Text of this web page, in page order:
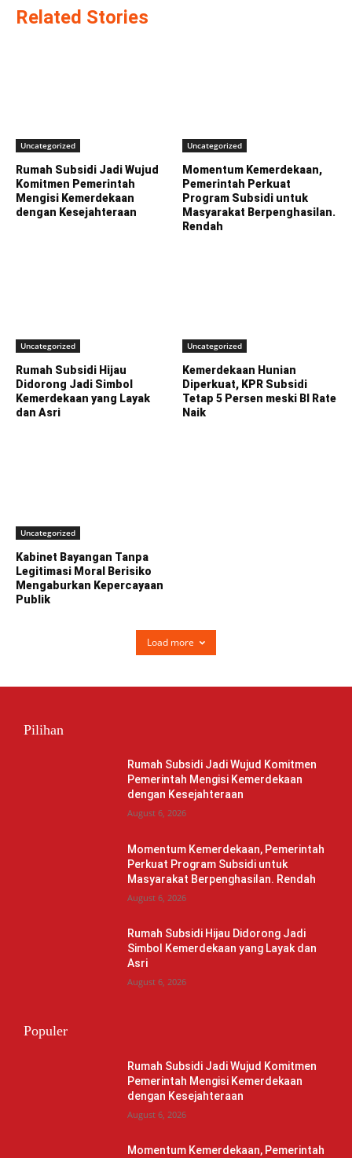
Related Stories
Uncategorized
Rumah Subsidi Jadi Wujud
Komitmen Pemerintah
Mengisi Kemerdekaan
dengan Kesejahteraan
Uncategorized
Momentum Kemerdekaan,
Pemerintah Perkuat
Program Subsidi untuk
Masyarakat Berpenghasilan.
Rendah
Uncategorized
Rumah Subsidi Hijau
Didorong Jadi Simbol
Kemerdekaan yang Layak
dan Asri
Uncategorized
Kemerdekaan Hunian
Diperkuat, KPR Subsidi
Tetap 5 Persen meski BI Rate
Naik
Uncategorized
Kabinet Bayangan Tanpa
Legitimasi Moral Berisiko
Mengaburkan Kepercayaan
Publik
Load more
Pilihan
Rumah Subsidi Jadi Wujud Komitmen
Pemerintah Mengisi Kemerdekaan
dengan Kesejahteraan
August 6, 2026
Momentum Kemerdekaan, Pemerintah
Perkuat Program Subsidi untuk
Masyarakat Berpenghasilan. Rendah
August 6, 2026
Rumah Subsidi Hijau Didorong Jadi
Simbol Kemerdekaan yang Layak dan
Asri
August 6, 2026
Populer
Rumah Subsidi Jadi Wujud Komitmen
Pemerintah Mengisi Kemerdekaan
dengan Kesejahteraan
August 6, 2026
Momentum Kemerdekaan, Pemerintah